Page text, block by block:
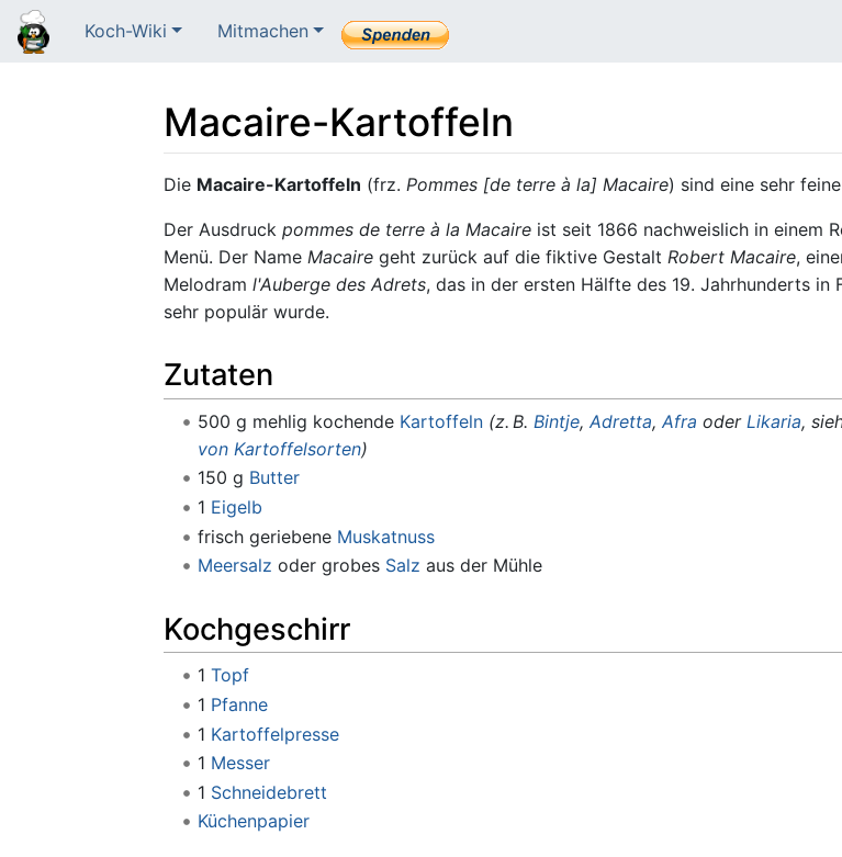
Koch-Wiki Mitmachen
Macaire-Kartoffeln
Wechseln zu:Navigation ,Suche
Die Macaire-Kartoffeln (frz. Pommes [de terre à la] Macaire) sind eine sehr
Der Ausdruck pommes de terre à la Macaire ist seit 1866 nachweislich in einem
Menü. Der Name Macaire geht zurück auf die fiktive Gestalt Robert Macaire,
Melodram l'Auberge des Adrets, das in der ersten Hälfte des 19. Jahrhunderts in
sehr populär wurde.
Zutaten
500 g mehlig kochende Kartoffeln (z. B. Bintje, Adretta, Afra oder Likaria,
von Kartoffelsorten)
150 g Butter
1 Eigelb
frisch geriebene Muskatnuss
Meersalz oder grobes Salz aus der Mühle
Kochgeschirr
1 Topf
1 Pfanne
1 Kartoffelpresse
1 Messer
1 Schneidebrett
Küchenpapier